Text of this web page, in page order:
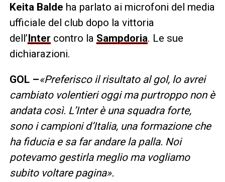
Keita Balde ha parlato ai microfoni del media
ufficiale del club dopo la vittoria
dell’Inter contro la Sampdoria. Le sue
dichiarazioni.
GOL –«Preferisco il risultato al gol, lo avrei
cambiato volentieri oggi ma purtroppo non è
andata così. L’Inter è una squadra forte,
sono i campioni d’Italia, una formazione che
ha fiducia e sa far andare la palla. Noi
potevamo gestirla meglio ma vogliamo
subito voltare pagina».